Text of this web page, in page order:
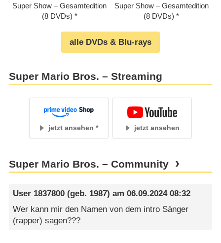
Super Show – Gesamtedition
(8 DVDs)
Super Show – Gesamtedition
(8 DVDs)
alle DVDs & Blu-rays
Super Mario Bros. – Streaming
jetzt ansehen jetzt ansehen
Super Mario Bros. – Community
User 1837800 (geb. 1987) am06.09.2024 08:32
Wer kann mir den Namen von dem intro Sänger
(rapper) sagen???